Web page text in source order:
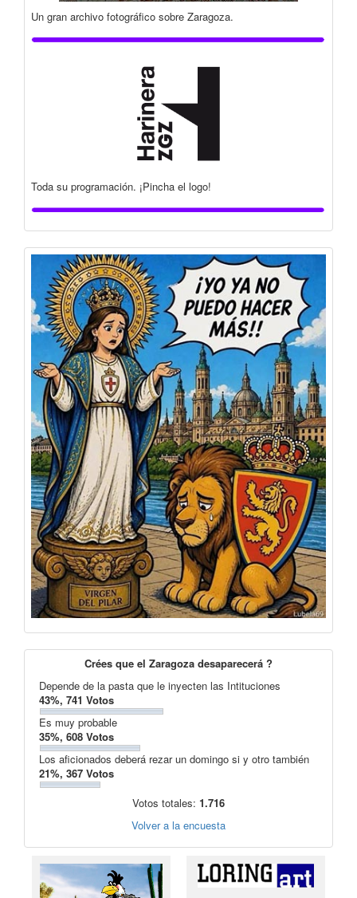
Un gran archivo fotográfico sobre Zaragoza.
Toda su programación. ¡Pincha el logo!
Crées que el Zaragoza desaparecerá ?
Depende de la pasta que le inyecten las Intituciones
43%, 741 Votos
Es muy probable
35%, 608 Votos
Los aficionados deberá rezar un domingo si y otro también
21%, 367 Votos
Votos totales: 1.716
Volver a la encuesta